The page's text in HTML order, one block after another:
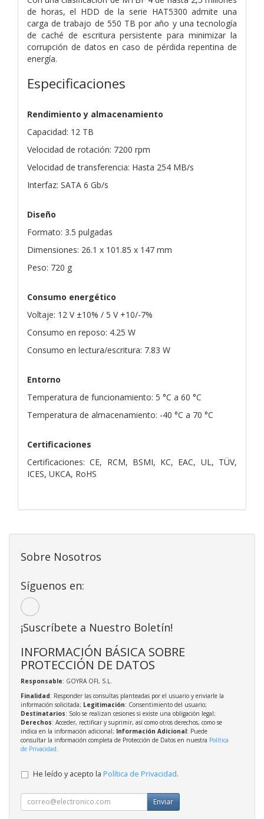
de horas, el HDD de la serie HAT5300 admite una
carga de trabajo de 550 TB por año y una tecnología
de caché de escritura persistente para minimizar la
corrupción de datos en caso de pérdida repentina de
energía.
Especificaciones
Rendimiento y almacenamiento
Capacidad: 12 TB
Velocidad de rotación: 7200 rpm
Velocidad de transferencia: Hasta 254 MB/s
Interfaz: SATA 6 Gb/s
Diseño
Formato: 3.5 pulgadas
Dimensiones: 26.1 x 101.85 x 147 mm
Peso: 720 g
Consumo energético
Voltaje: 12 V ±10% / 5 V +10/-7%
Consumo en reposo: 4.25 W
Consumo en lectura/escritura: 7.83 W
Entorno
Temperatura de funcionamiento: 5 °C a 60 °C
Temperatura de almacenamiento: -40 °C a 70 °C
Certificaciones
Certificaciones: CE, RCM, BSMI, KC, EAC, UL, TÜV,
ICES, UKCA, RoHS
Sobre Nosotros
Síguenos en:
¡Suscríbete a Nuestro Boletín!
INFORMACIÓN BÁSICA SOBRE
PROTECCIÓN DE DATOS
Responsable: GOYRA OFI, S.L.
Finalidad: Responder las consultas planteadas por el usuario y enviarle la
información solicitada; Legitimación: Consentimiento del usuario;
Destinatarios: Solo se realizan cesiones si existe una obligación legal;
Derechos: Acceder, rectificar y suprimir, así como otros derechos, como se
indica en la información adicional; Información Adicional: Puede
consultar la información completa de Protección de Datos en nuestra Política
de Privacidad
He leído y acepto la Política de Privacidad.
Enviar